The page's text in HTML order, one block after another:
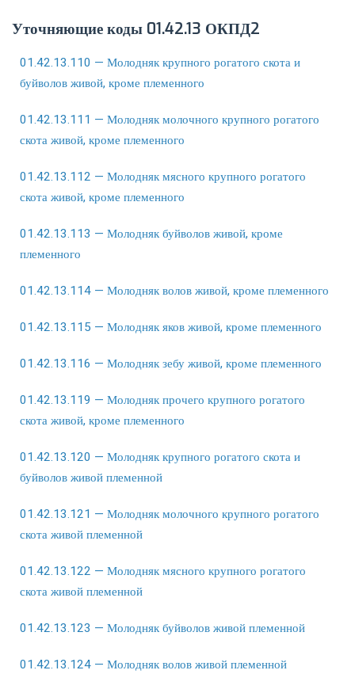
Уточняющие коды 01.42.13 ОКПД2
01.42.13.110 — Молодняк крупного рогатого скота и
буйволов живой, кроме племенного
01.42.13.111 — Молодняк молочного крупного рогатого
скота живой, кроме племенного
01.42.13.112 — Молодняк мясного крупного рогатого
скота живой, кроме племенного
01.42.13.113 — Молодняк буйволов живой, кроме
племенного
01.42.13.114 — Молодняк волов живой, кроме племенного
01.42.13.115 — Молодняк яков живой, кроме племенного
01.42.13.116 — Молодняк зебу живой, кроме племенного
01.42.13.119 — Молодняк прочего крупного рогатого
скота живой, кроме племенного
01.42.13.120 — Молодняк крупного рогатого скота и
буйволов живой племенной
01.42.13.121 — Молодняк молочного крупного рогатого
скота живой племенной
01.42.13.122 — Молодняк мясного крупного рогатого
скота живой племенной
01.42.13.123 — Молодняк буйволов живой племенной
01.42.13.124 — Молодняк волов живой племенной